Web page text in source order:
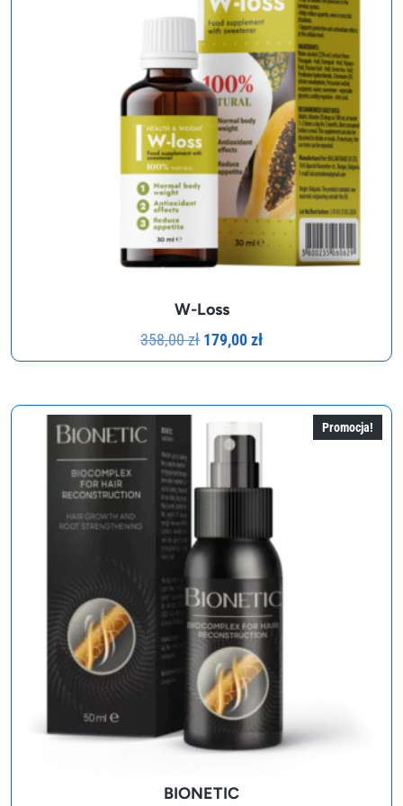
W-Loss
358,00zł Pierwotna
cena
358,00 zł.
179,00złAktualna
cena
179,00 zł.
Promocja!
BIONETIC